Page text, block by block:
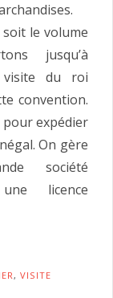
le volume
jusqu’à
du roi
convention.
pour expédier
On gère
société
licence
,VISITE